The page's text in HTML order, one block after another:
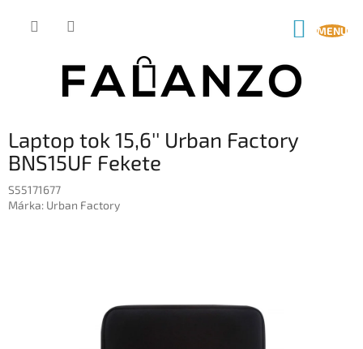
KOSÁR
Laptop tok 15,6'' Urban Factory
BNS15UF Fekete
S55171677
Márka: Urban Factory